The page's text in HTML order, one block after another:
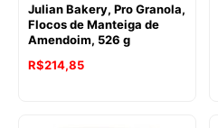
Julian Bakery, Pro Granola,
Flocos de Manteiga de
Amendoim, 526 g
R$214,85